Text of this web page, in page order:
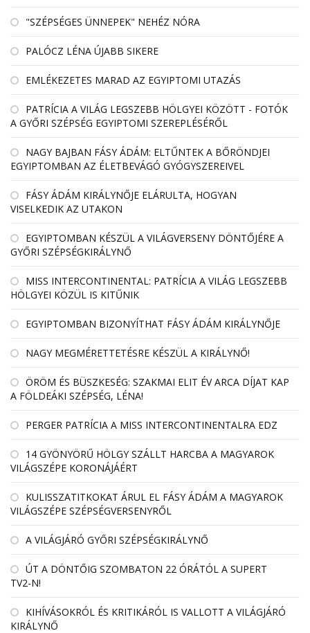
"SZÉPSÉGES ÜNNEPEK" NEHÉZ NÓRA
PALÓCZ LÉNA ÚJABB SIKERE
EMLÉKEZETES MARAD AZ EGYIPTOMI UTAZÁS
PATRÍCIA A VILÁG LEGSZEBB HÖLGYEI KÖZÖTT - FOTÓK
A GYŐRI SZÉPSÉG EGYIPTOMI SZEREPLÉSÉRŐL
NAGY BAJBAN FÁSY ÁDÁM: ELTŰNTEK A BŐRÖNDJEI
EGYIPTOMBAN AZ ÉLETBEVÁGÓ GYÓGYSZEREIVEL
FÁSY ÁDÁM KIRÁLYNŐJE ELÁRULTA, HOGYAN
VISELKEDIK AZ UTAKON
EGYIPTOMBAN KÉSZÜL A VILÁGVERSENY DÖNTŐJÉRE A
GYŐRI SZÉPSÉGKIRÁLYNŐ
MISS INTERCONTINENTAL: PATRÍCIA A VILÁG LEGSZEBB
HÖLGYEI KÖZÜL IS KITŰNIK
EGYIPTOMBAN BIZONYÍTHAT FÁSY ÁDÁM KIRÁLYNŐJE
NAGY MEGMÉRETTETÉSRE KÉSZÜL A KIRÁLYNŐ!
ÖRÖM ÉS BÜSZKESÉG: SZAKMAI ELIT ÉV ARCA DÍJAT KAP
A FÖLDEÁKI SZÉPSÉG, LÉNA!
PERGER PATRÍCIA A MISS INTERCONTINENTALRA EDZ
14 GYÖNYÖRŰ HÖLGY SZÁLLT HARCBA A MAGYAROK
VILÁGSZÉPE KORONÁJÁÉRT
KULISSZATITKOKAT ÁRUL EL FÁSY ÁDÁM A MAGYAROK
VILÁGSZÉPE SZÉPSÉGVERSENYRŐL
A VILÁGJÁRÓ GYŐRI SZÉPSÉGKIRÁLYNŐ
ÚT A DÖNTŐIG SZOMBATON 22 ÓRÁTÓL A SUPERT
TV2-N!
KIHÍVÁSOKRÓL ÉS KRITIKÁRÓL IS VALLOTT A VILÁGJÁRÓ
KIRÁLYNŐ